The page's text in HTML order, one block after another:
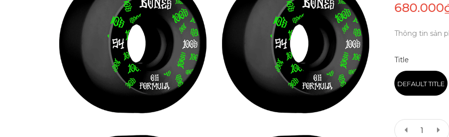
Thông tin sản
Title
DEFAULT TITLE